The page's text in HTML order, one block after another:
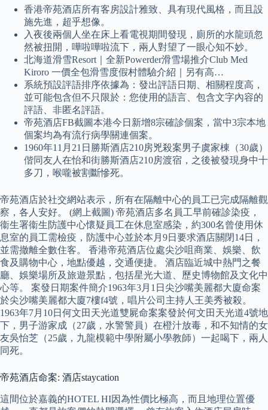
香港帝苑酒店所有客房設計雅致、具有現代風格，而且設
施先進，超乎想像。
入夜後兩個人坐在床上看電視期間發現，廁所的水龍頭忽
然被扭開，嘩啦嘩啦流下，兩人對望了一眼心知不妙。
北海道滑雪Resort｜全新Powerder滑雪場推介Club Med
Kiroro 一價全包滑雪度假村體驗介紹｜另有高…
系統預設評語排序依據為：發出評語日期、相關程度高，
並可能包含但不只限於：您使用的語言、包含文字內容的
評語、非匿名評語。
帝苑酒店FB截圖本港今日新增8宗確診個案，當中3宗本地
個案均為有流行病學關連個案。
1960年11月21日勝斯酒店210房兇殺案男子虞家棟（30歲）
偕同友人在怡和街勝斯酒店210房渡宿，之後被發現身中十
多刀，喉嚨被割斷慘死。
帝苑酒店於社交網站表示，所有在隔離中心的員工已完成隔離觀
察，各人安好。 (網上截圖) 帝苑酒店多名員工早前確診染疫，
衞生署衞生防護中心懷疑員工在休息室感染，約300名曾使用休
息室的員工需檢疫，防護中心並於本月9日要求酒店關閉14日，
並需撤離全數住客。 香港帝苑酒店位處尖沙咀商業、娛樂、飲
食及購物中心，地點優越，交通便捷。 酒店臨近城中熱門之餐
廳、娛樂場所及旅遊景點，包括星光大道、歷史博物館及文化中
心等。 案發日期案件簡介1963年3月1日尖沙嘴美麗都大廈命案
於尖沙嘴美麗都大廈7樓f4號，唱片公司主持人王美秀被殺。
1963年7月10日何文田天光道雙屍命案案發於何文田天光道4號地
下，男子游家成（27歲，水警警員）在橙汁放毒，和不知情的女
友吳怡芝（25歲，九龍模範中學附屬小學教師）一起喝下，兩人
同死。
帝苑酒店命案: 酒店staycation
這間位於嘉義的HOTEL HI因為性價比極高，而且地理位置優